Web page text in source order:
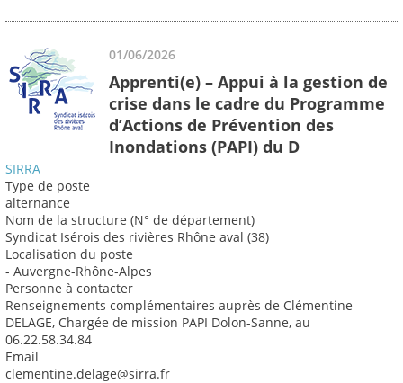
01/06/2026
Apprenti(e) – Appui à la gestion de
crise dans le cadre du Programme
d’Actions de Prévention des
Inondations (PAPI) du D
SIRRA
Type de poste
alternance
Nom de la structure (N° de département)
Syndicat Isérois des rivières Rhône aval (38)
Localisation du poste
- Auvergne-Rhône-Alpes
Personne à contacter
Renseignements complémentaires auprès de Clémentine
DELAGE, Chargée de mission PAPI Dolon-Sanne, au
06.22.58.34.84
Email
clementine.delage@sirra.fr